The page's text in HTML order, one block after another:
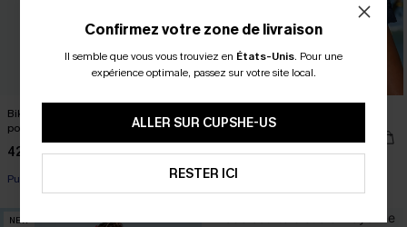
Bikini fleuri taille haute effet galbant
poitrine
42,00 €
Push-up renforcé
NEW
Confirmez votre zone de livraison
Il semble que vous vous trouviez en États-Unis. Pour une
expérience optimale, passez sur votre site local.
ALLER SUR CUPSHE-US
RESTER ICI